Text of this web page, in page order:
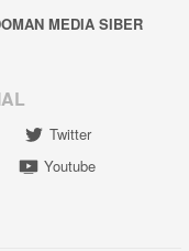
MEDIA SIBER
Twitter
Youtube